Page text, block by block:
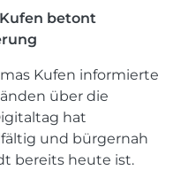
betont
Kufen informierte
über die
hat
und bürgernah
bereits heute ist.